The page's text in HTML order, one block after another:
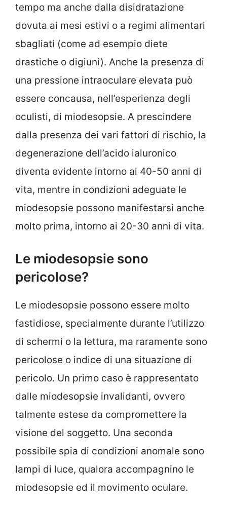
tempo ma anche dalla disidratazione
dovuta ai mesi estivi o a regimi alimentari
sbagliati (come ad esempio diete
drastiche o digiuni). Anche la presenza di
una pressione intraoculare elevata può
essere concausa, nell’esperienza degli
oculisti, di miodesopsie. A prescindere
dalla presenza dei vari fattori di rischio, la
degenerazione dell’acido ialuronico
diventa evidente intorno ai 40-50 anni di
vita, mentre in condizioni adeguate le
miodesopsie possono manifestarsi anche
molto prima, intorno ai 20-30 anni di vita.
Le miodesopsie sono
pericolose?
Le miodesopsie possono essere molto
fastidiose, specialmente durante l’utilizzo
di schermi o la lettura, ma raramente sono
pericolose o indice di una situazione di
pericolo. Un primo caso è rappresentato
dalle miodesopsie invalidanti, ovvero
talmente estese da compromettere la
visione del soggetto. Una seconda
possibile spia di condizioni anomale sono
lampi di luce, qualora accompagnino le
miodesopsie ed il movimento oculare.